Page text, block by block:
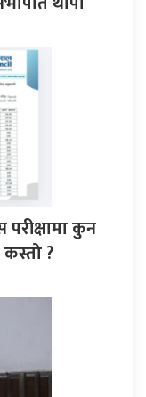
कुन
?